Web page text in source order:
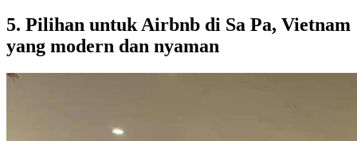
5. Pilihan untuk Airbnb di Sa Pa, Vietnam
yang modern dan nyaman